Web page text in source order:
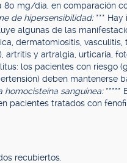
mg/día, en comparación
de hipersensibilidad: ***
algunas de las
dermatomiositis,
artritis y artralgia, urticaria,
los pacientes con riesgo
deben mantenerse
homocisteína sanguínea: *****
pacientes tratados con
recubiertos.